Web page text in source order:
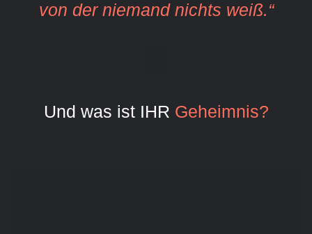
von der niemand nichts weiß.“
Und was ist IHR Geheimnis?